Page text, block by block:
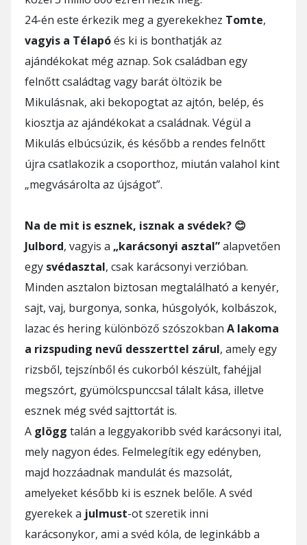
24-én este érkezik meg a gyerekekhez Tomte,
vagyis a Télapóés ki is bonthatják az
ajándékokat még aznap. Sok családban egy
felnőtt családtag vagy barát öltözik be
Mikulásnak, aki bekopogtat az ajtón, belép, és
kiosztja az ajándékokat a családnak. Végül a
Mikulás elbúcsúzik, és később a rendes felnőtt
újra csatlakozik a csoporthoz, miután valahol kint
„megvásárolta az újságot”.
Na de mit is esznek, isznak a svédek? 😊
Julbord, vagyis a „karácsonyi asztal”alapvetően
egy svédasztal, csak karácsonyi verzióban.
Minden asztalon biztosan megtalálható a kenyér,
sajt, vaj, burgonya, sonka, húsgolyók, kolbászok,
lazac és hering különböző szószokban A lakoma
a rizspuding nevű desszerttel zárul, amely egy
rizsből, tejszínből és cukorból készült, fahéjjal
megszórt, gyümölcspunccsal tálalt kása, illetve
esznek még svéd sajttortát is.
A glögg talán a leggyakoribb svéd karácsonyi ital,
mely nagyon édes. Felmelegítik egy edényben,
majd hozzáadnak mandulát és mazsolát,
amelyeket később ki is esznek belőle. A svéd
gyerekek a julmust-ot szeretik inni
karácsonykor, ami a svéd kóla, de leginkább a